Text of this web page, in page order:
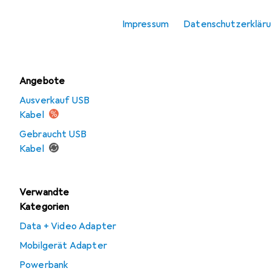
Impressum
Angebote
Ausverkauf USB
Kabel
Gebraucht USB
Kabel
Verwandte
Kategorien
Data + Video Adapter
Mobilgerät Adapter
Powerbank